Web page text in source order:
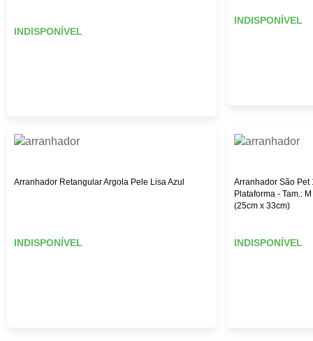
INDISPONÍVEL
INDISPONÍVEL
Arranhador Retangular Argola Pele Lisa Azul
INDISPONÍVEL
Arranhador São Pet
Plataforma - Tam.: M
(25cm x 33cm)
INDISPONÍVEL